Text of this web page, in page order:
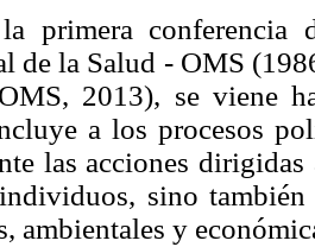
primera
de la Salud - OMS
2013), se viene
a los procesos
las acciones
sino
ambientales y